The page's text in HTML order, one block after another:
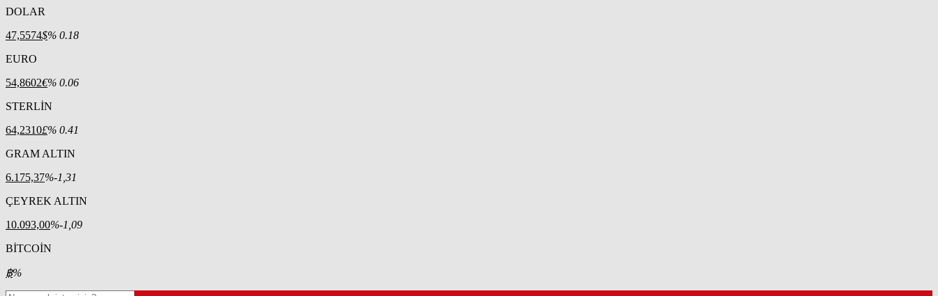
DOLAR
47,5574$% 0.18
EURO
54,8602€% 0.06
STERLİN
64,2310£% 0.41
GRAM ALTIN
6.175,37%-1,31
ÇEYREK ALTIN
10.093,00%-1,09
BİTCOİN
฿%